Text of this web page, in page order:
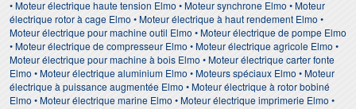
• Moteur électrique haute tension Elmo • Moteur synchrone Elmo • Moteur
électrique rotor à cage Elmo • Moteur électrique à haut rendement Elmo •
Moteur électrique pour machine outil Elmo • Moteur électrique de pompe Elmo
• Moteur électrique de compresseur Elmo • Moteur électrique agricole Elmo •
Moteur électrique pour machine à bois Elmo • Moteur électrique carter fonte
Elmo • Moteur électrique aluminium Elmo • Moteurs spéciaux Elmo • Moteur
électrique à puissance augmentée Elmo • Moteur électrique à rotor bobiné
Elmo • Moteur électrique marine Elmo • Moteur électrique imprimerie Elmo •